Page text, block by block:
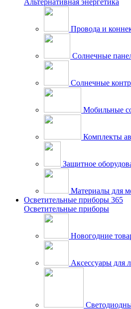
Альтернативная энергетика
Провода и
Солнечные
Солнечные
Мобильные
Комплекты
Защитное
Материалы для
Осветительные приборы 365
Осветительные приборы
Новогодние
Аксессуары для